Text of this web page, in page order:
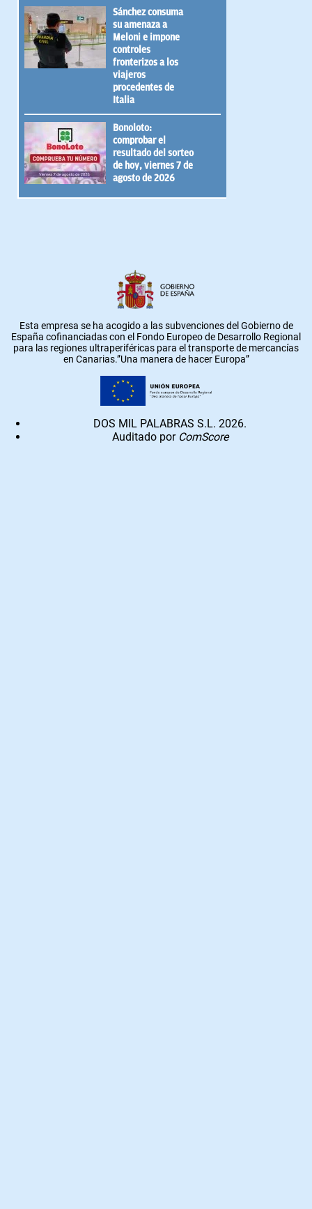
Sánchez consuma
su amenaza a
Meloni e impone
controles
fronterizos a los
viajeros
procedentes de
Italia
Bonoloto:
comprobar el
resultado del sorteo
de hoy, viernes 7 de
agosto de 2026
Esta empresa se ha acogido a las subvenciones del Gobierno de
España cofinanciadas con el Fondo Europeo de Desarrollo Regional
para las regiones ultraperiféricas para el transporte de mercancías
en Canarias.”Una manera de hacer Europa”
DOS MIL PALABRAS S.L. 2026.
Auditado por ComScore